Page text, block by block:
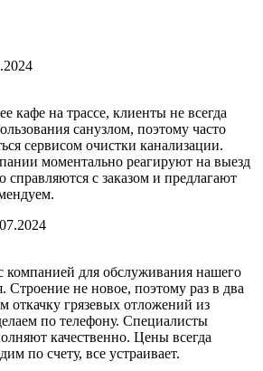
кафе на трассе, клиенты не всегда
санузлом, поэтому часто
сервисом очистки канализации.
моментально реагируют на выезд
справляются с заказом и предлагают
компанией для обслуживания нашего
Строение не новое, поэтому раз в два
откачку грязевых отложений из
по телефону. Специалисты
качественно. Цены всегда
по счету, все устраивает.